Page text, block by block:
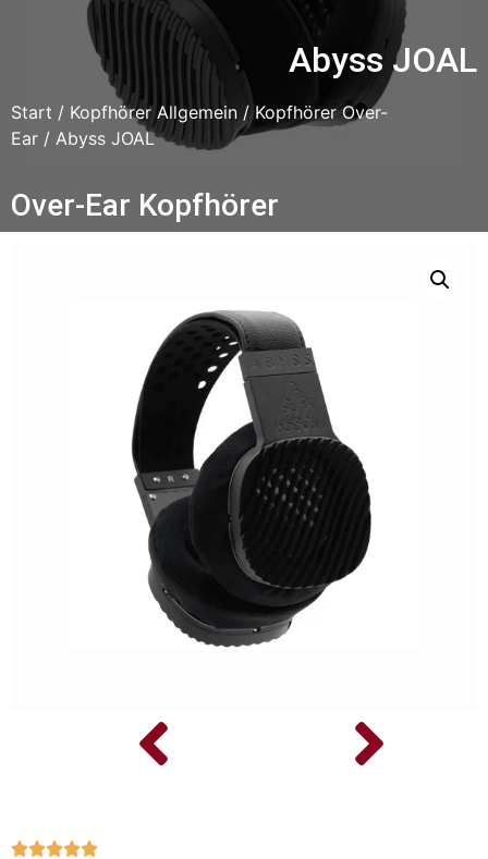
Abyss JOAL
Start / Kopfhörer Allgemein / Kopfhörer Over-
Ear / Abyss JOAL
Over-Ear Kopfhörer
